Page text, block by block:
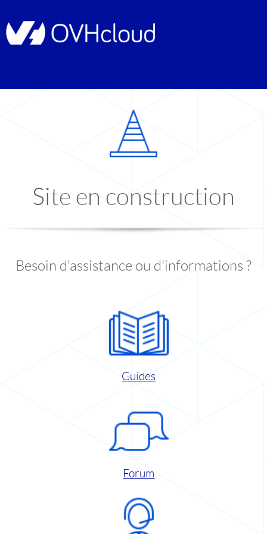
Site en construction
Besoin d'assistance ou d'informations ?
Guides
Forum